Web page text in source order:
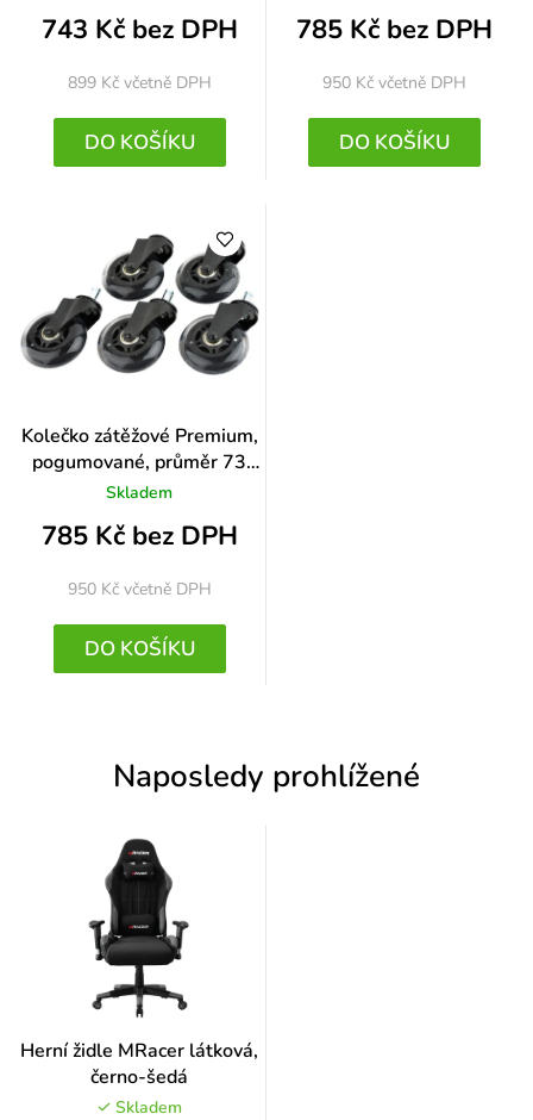
743 Kč bez DPH
899 Kč včetně DPH
DO KOŠÍKU
785 Kč bez DPH
950 Kč včetně DPH
DO KOŠÍKU
Kolečko zátěžové Premium,
pogumované, průměr 73
mm, čep 11 mm
Skladem
785 Kč bez DPH
950 Kč včetně DPH
DO KOŠÍKU
Naposledy prohlížené
Herní židle MRacer látková,
černo-šedá
Skladem